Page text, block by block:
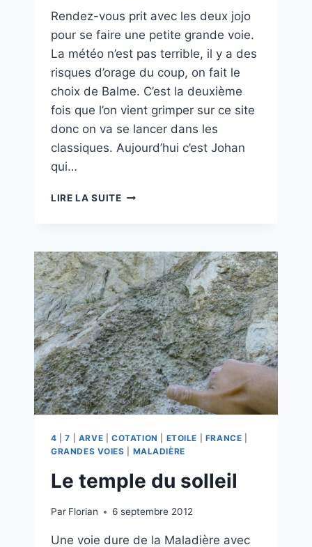
Rendez-vous prit avec les deux jojo
pour se faire une petite grande voie.
La météo n’est pas terrible, il y a des
risques d’orage du coup, on fait le
choix de Balme. C’est la deuxième
fois que l’on vient grimper sur ce site
donc on va se lancer dans les
classiques. Aujourd’hui c’est Johan
qui…
LIRE LA SUITE LE
MONTAGNE
4 |7 ARVE COTATION ETOILE FRANCE
GRANDES VOIES
MALADIÈRE
Le temple du solleil
Par Florian 6 septembre 2012
Une voie dure de la Maladière avec